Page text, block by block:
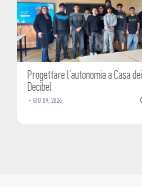
Progettare l’autonomia a Casa dei
Decibel
- GIU 09, 2026